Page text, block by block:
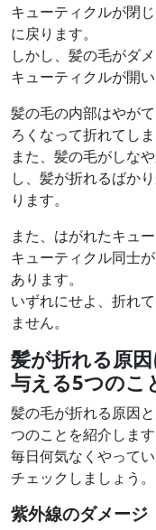
キューティクルが閉
に戻ります。
しかし、髪の毛がダ
キューティクルが開
髪の毛の内部はやが
ろくなって折れてしま
また、髪の毛がしな
し、髪が折れるばか
ります。
また、はがれたキュ
キューティクル同士
あります。
いずれにせよ、折れ
ません。
髪が折れる原
与える5つのこ
髪の毛が折れる原因
つのことを紹介します
毎日何気なくやって
チェックしましょう。
紫外線のダメージ